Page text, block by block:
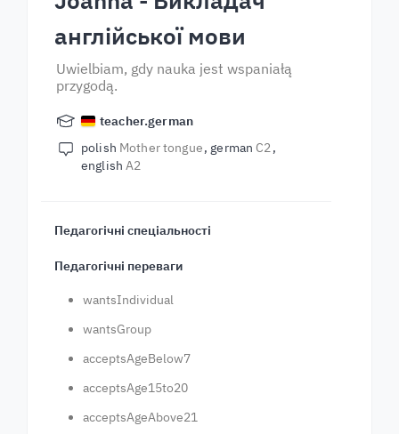
англійської мови
Uwielbiam, gdy nauka jest wspaniałą
przygodą.
teacher.german
polish Mother tongue german C2
englishA2
Педагогічні спеціальності
Педагогічні переваги
wantsIndividual
wantsGroup
acceptsAgeBelow7
acceptsAge15to20
acceptsAgeAbove21